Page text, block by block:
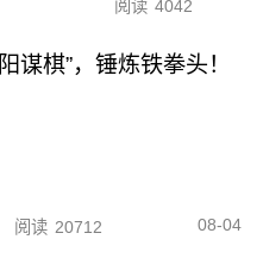
阅读 4042
谋棋”，锤炼铁拳头！
阅读 20712 08-04